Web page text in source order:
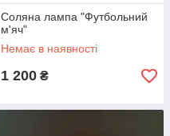
Соляна лампа "Футбольний
м'яч"
Немає в наявності
1 200 ₴